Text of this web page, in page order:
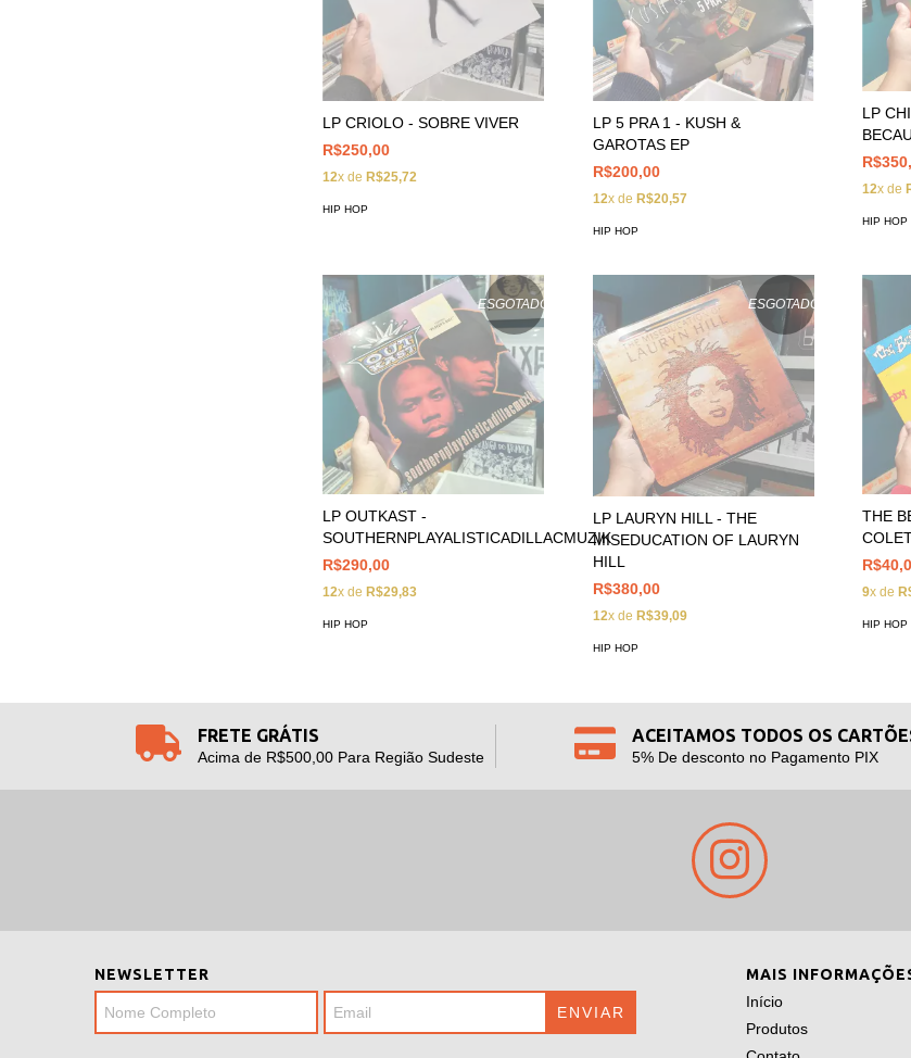
LP CRIOLO - SOBRE VIVER
R$250,00
12x de R$25,72
HIP HOP
LP 5 PRA 1 - KUSH &
GAROTAS EP
R$200,00
12x de R$20,57
HIP HOP
LP
12x de
HIP HOP
ESGOTADO
LP OUTKAST -
SOUTHERNPLAYALISTICADILLACMUZIK
R$290,00
12x de R$29,83
HIP HOP
ESGOTADO
LP LAURYN HILL - THE
MISEDUCATION OF LAURYN
HILL
R$380,00
12x de R$39,09
HIP HOP
THE
9x de
HIP HOP
FRETE GRÁTIS
Acima de R$500,00 Para Região Sudeste
ACEITAMOS TODOS OS
5% De desconto no Pagamento PIX
NEWSLETTER
MAIS
Início
Produtos